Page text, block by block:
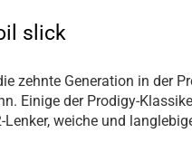
slick
zehnte Generation in der
Einige der Prodigy-
weiche und